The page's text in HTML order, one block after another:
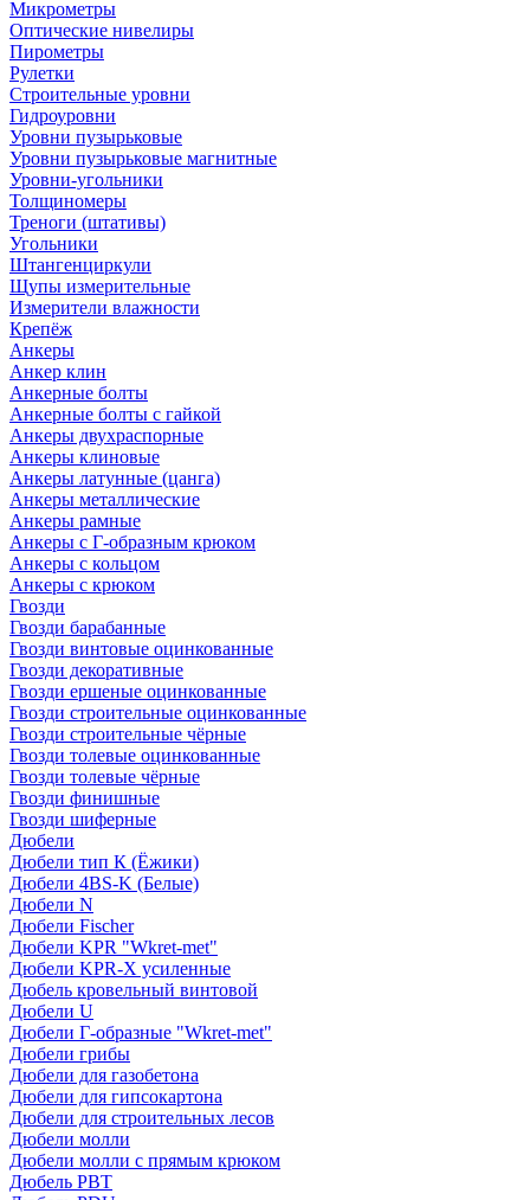
Микрометры
Оптические нивелиры
Пирометры
Рулетки
Строительные уровни
Гидроуровни
Уровни пузырьковые
Уровни пузырьковые магнитные
Уровни-угольники
Толщиномеры
Треноги (штативы)
Угольники
Штангенциркули
Щупы измерительные
Измерители влажности
Крепёж
Анкеры
Анкер клин
Анкерные болты
Анкерные болты с гайкой
Анкеры двухраспорные
Анкеры клиновые
Анкеры латунные (цанга)
Анкеры металлические
Анкеры рамные
Анкеры с Г-образным крюком
Анкеры с кольцом
Анкеры с крюком
Гвозди
Гвозди барабанные
Гвозди винтовые оцинкованные
Гвозди декоративные
Гвозди ершеные оцинкованные
Гвозди строительные оцинкованные
Гвозди строительные чёрные
Гвозди толевые оцинкованные
Гвозди толевые чёрные
Гвозди финишные
Гвозди шиферные
Дюбели
Дюбели тип К (Ёжики)
Дюбели 4BS-K (Белые)
Дюбели N
Дюбели Fischer
Дюбели KPR "Wkret-met"
Дюбели KPR-Х усиленные
Дюбель кровельный винтовой
Дюбели U
Дюбели Г-образные "Wkret-met"
Дюбели грибы
Дюбели для газобетона
Дюбели для гипсокартона
Дюбели для строительных лесов
Дюбели молли
Дюбели молли с прямым крюком
Дюбель PBT